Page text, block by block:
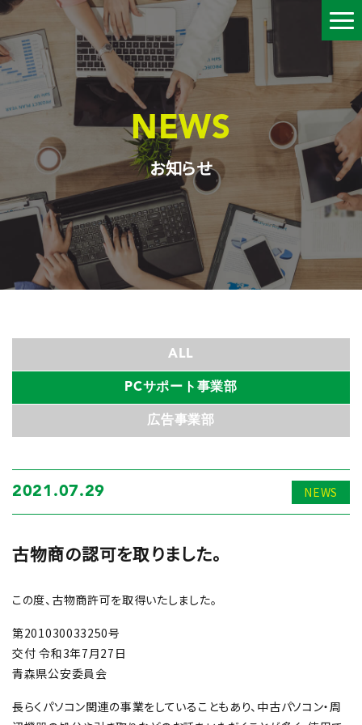
NEWS
お知らせ
ALL
PCサポート事業部
広告事業部
2021.07.29 NEWS
古物商の認可を取りました。
この度、古物商許可を取得いたしました。
第201030033250号
交付 令和3年7月27日
青森県公安委員会
長らくパソコン関連の事業をしていることもあり、中古パソコン・周